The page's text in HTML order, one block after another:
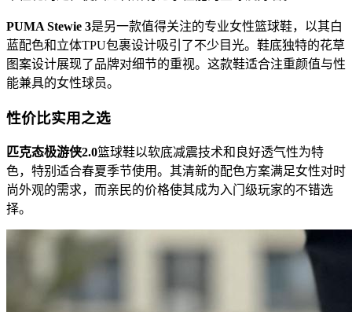
PUMA Stewie 3是另一款值得关注的专业女性篮球鞋，以其白
蓝配色和立体TPU包裹设计吸引了不少目光。鞋底独特的花草
图案设计展现了品牌对细节的重视。这款鞋适合注重颜值与性
能兼具的女性球员。
性价比实用之选
匹克态极游侠2.0篮球鞋以软底减震技术和良好透气性为特
色，特别适合春夏季节使用。其清新的配色方案满足女性对时
尚外观的需求，而亲民的价格使其成为入门级玩家的不错选
择。